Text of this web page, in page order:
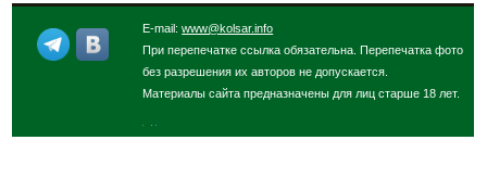
E-mail:www@kolsar.info
При перепечатке ссылка обязательна. Перепечатка фото
без разрешения их авторов не допускается.
Материалы сайта предназначены для лиц старше 18 лет.